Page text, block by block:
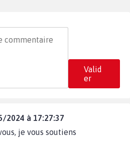
Valid
er
2024 à 17:27:37
je vous soutiens